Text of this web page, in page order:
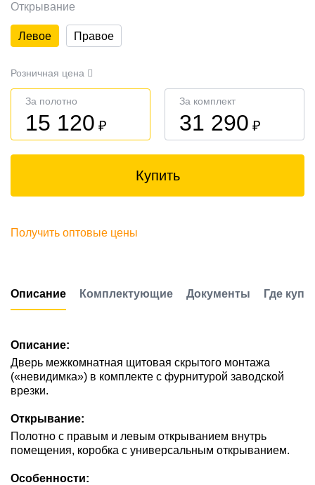
Открывание
Левое Правое
Розничная цена
За полотно
15 120 ₽
За комплект
31 290 ₽
Купить
Получить оптовые цены
Описание Комплектующие Документы Где
Описание:
Дверь межкомнатная щитовая скрытого монтажа
(«невидимка») в комплекте с фурнитурой заводской
врезки.
Открывание:
Полотно с правым и левым открыванием внутрь
помещения, коробка с универсальным открыванием.
Особенности: